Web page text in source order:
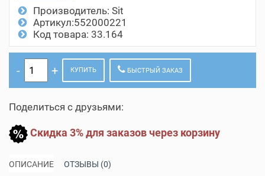
Производитель: Sit
Артикул:552000221
Код товара: 33.164
КУПИТЬ БЫСТРЫЙ ЗАКАЗ
Поделиться с друзьями:
Скидка 3% для заказов через корзину
ОПИСАНИЕ ОТЗЫВЫ (0)